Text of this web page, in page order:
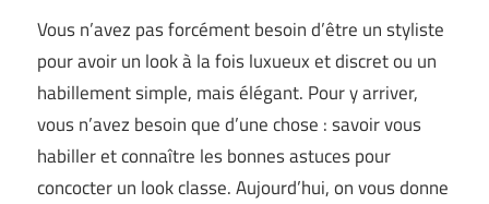
Vous n’avez pas forcément besoin d’être un styliste
pour avoir un look à la fois luxueux et discret ou un
habillement simple, mais élégant. Pour y arriver,
vous n’avez besoin que d’une chose : savoir vous
habiller et connaître les bonnes astuces pour
concocter un look classe. Aujourd’hui, on vous donne